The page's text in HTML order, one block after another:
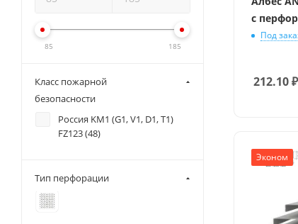
с
Под
212.10₽
Эконом
85 185
Класс пожарной
безопасности
Россия KM1 (G1, V1, D1, T1)
FZ123 (48)
Тип перфорации